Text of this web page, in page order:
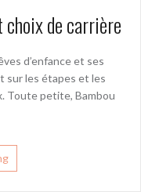
choix de carrière
d’enfance et ses
sur les étapes et les
Toute petite, Bambou